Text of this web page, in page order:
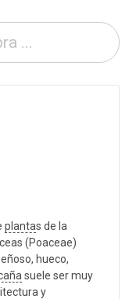
plantas de la
(Poaceae)
hueco,
suele ser muy
y